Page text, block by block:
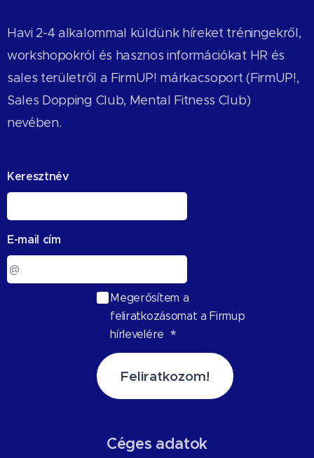
Havi 2-4 alkalommal küldünk híreket tréningekről,
workshopokról és hasznos információkat HR és
sales területről a FirmUP! márkacsoport (FirmUP!,
Sales Dopping Club, Mental Fitness Club)
nevében.
Keresztnév
E-mail cím
Megerősítem a
feliratkozásomat a Firmup
hírlevelére
Feliratkozom!
Céges adatok